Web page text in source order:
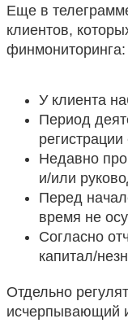
Еще в
клиентов,
финмониторинга:
У клиента
Период
Недавно
и/или
Перед
время не
Согласно
капитал/
Отдельно
исчерпывающий